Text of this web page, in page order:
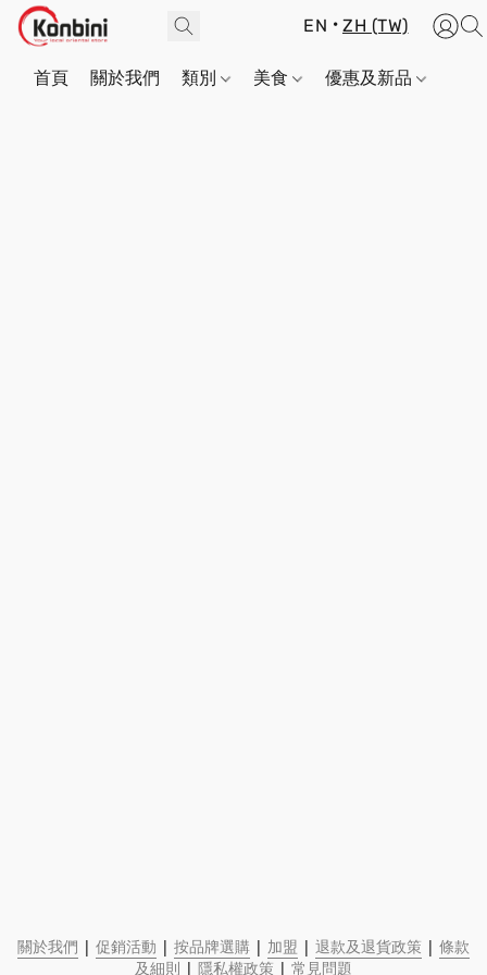
EN ZH (TW)
首頁 關於我們 類別 美食 優惠及新品
關於我們 | 促銷活動 | 按品牌選購 | 加盟 | 退款及退貨政策 | 條款
及細則 | 隱私權政策 | 常見問題